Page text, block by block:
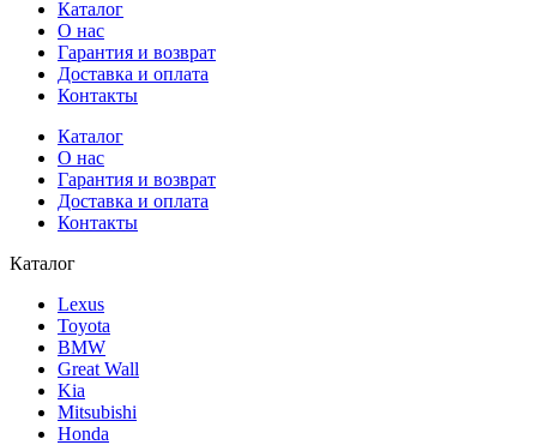
Каталог
О нас
Гарантия и возврат
Доставка и оплата
Контакты
Каталог
О нас
Гарантия и возврат
Доставка и оплата
Контакты
Каталог
Lexus
Toyota
BMW
Great Wall
Kia
Mitsubishi
Honda